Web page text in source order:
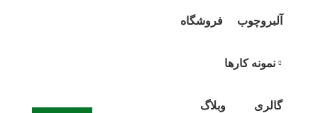
آلبروچوب فروشگاه
نمونه کارها
گالری وبلاگ